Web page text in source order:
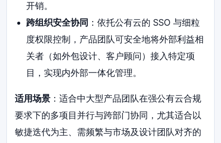
开销。
跨组织安全协同 ：依托公有云的 SSO 与细粒
度权限控制，产品团队可安全地将外部利益相
关者（如外包设计、客户顾问）接入特定项
目，实现内外部一体化管理。
适用场景 ：适合中大型产品团队在强公有云合规
要求下的多项目并行与跨部门协同，尤其适合以
敏捷迭代为主、需频繁与市场及设计团队对齐的